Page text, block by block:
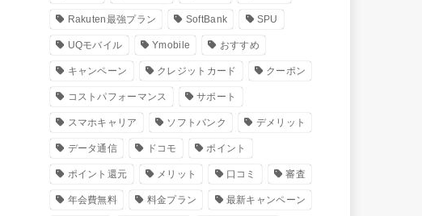
Rakuten最強プラン SoftBank SPU
UQモバイル Ymobile おすすめ
キャンペーン クレジットカード クーポン
コストパフォーマンス サポート
スマホキャリア ソフトバンク デメリット
データ通信 ドコモ ポイント
ポイント還元 メリット 口コミ 審査
年会費無料 料金プラン 最新キャンペーン